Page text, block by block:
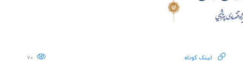
لینک کوتاه ۷۰